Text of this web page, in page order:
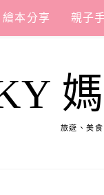
繪本分享 親子
旅遊、美